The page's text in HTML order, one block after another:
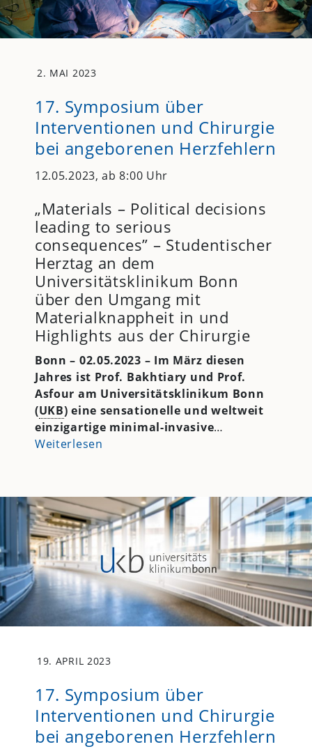
2. MAI 2023
17. Symposium über
Interventionen und Chirurgie
bei angeborenen Herzfehlern
12.05.2023, ab 8:00 Uhr
„Materials – Political decisions
leading to serious
consequences” – Studentischer
Herztag an dem
Universitätsklinikum Bonn
über den Umgang mit
Materialknappheit in und
Highlights aus der Chirurgie
Bonn – 02.05.2023 – Im März diesen
Jahres ist Prof. Bakhtiary und Prof.
Asfour am Universitätsklinikum Bonn
(UKB) eine sensationelle und weltweit
einzigartige minimal-invasive…
Weiterlesen
19. APRIL 2023
17. Symposium über
Interventionen und Chirurgie
bei angeborenen Herzfehlern